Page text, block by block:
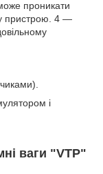
проникати
пристрою. 4 —
і
ваги "VTP"